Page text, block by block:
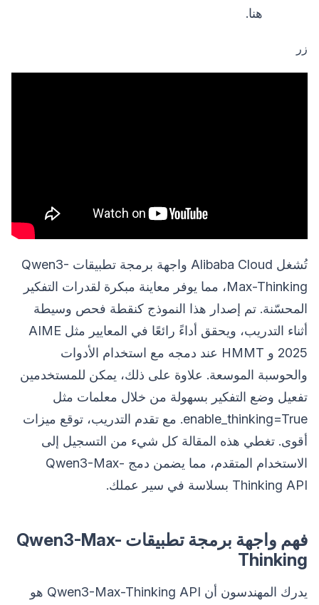
هنا.
زر
تُشغل Alibaba Cloud واجهة برمجة تطبيقات Qwen3-
Max-Thinking، مما يوفر معاينة مبكرة لقدرات التفكير
المحسّنة. تم إصدار هذا النموذج كنقطة فحص وسيطة
أثناء التدريب، ويحقق أداءً رائعًا في المعايير مثل AIME
2025 و HMMT عند دمجه مع استخدام الأدوات
والحوسبة الموسعة. علاوة على ذلك، يمكن للمستخدمين
تفعيل وضع التفكير بسهولة من خلال معلمات مثل
enable_thinking=True. مع تقدم التدريب، توقع ميزات
أقوى. تغطي هذه المقالة كل شيء من التسجيل إلى
الاستخدام المتقدم، مما يضمن دمج Qwen3-Max-
Thinking API بسلاسة في سير عملك.
فهم واجهة برمجة تطبيقات Qwen3-Max-
Thinking
يدرك المهندسون أن Qwen3-Max-Thinking API هو